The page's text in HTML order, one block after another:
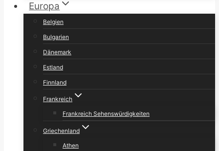
Europa
Belgien
Bulgarien
Dänemark
Estland
Finnland
Frankreich
Frankreich Sehenswürdigkeiten
Griechenland
Athen